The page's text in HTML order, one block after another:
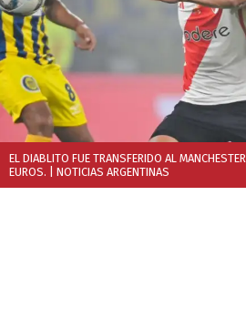
EL DIABLITO FUE TRANSFERIDO AL
EUROS. | NOTICIAS ARGENTINAS